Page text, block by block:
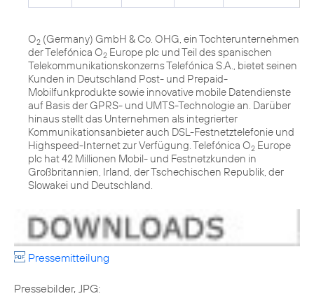
O2 (Germany) GmbH & Co. OHG, ein Tochterunternehmen
der Telefónica O2 Europe plc und Teil des spanischen
Telekommunikationskonzerns Telefónica S.A., bietet seinen
Kunden in Deutschland Post- und Prepaid-
Mobilfunkprodukte sowie innovative mobile Datendienste
auf Basis der GPRS- und UMTS-Technologie an. Darüber
hinaus stellt das Unternehmen als integrierter
Kommunikationsanbieter auch DSL-Festnetztelefonie und
Highspeed-Internet zur Verfügung. Telefónica O2 Europe
plc hat 42 Millionen Mobil- und Festnetzkunden in
Großbritannien, Irland, der Tschechischen Republik, der
Slowakei und Deutschland.
Pressemitteilung